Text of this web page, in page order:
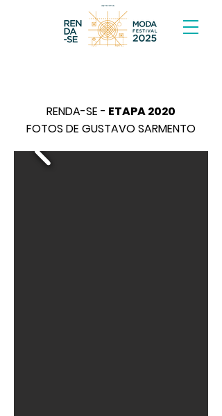
RENDA-SE - ETAPA 2020
FOTOS DE GUSTAVO SARMENTO